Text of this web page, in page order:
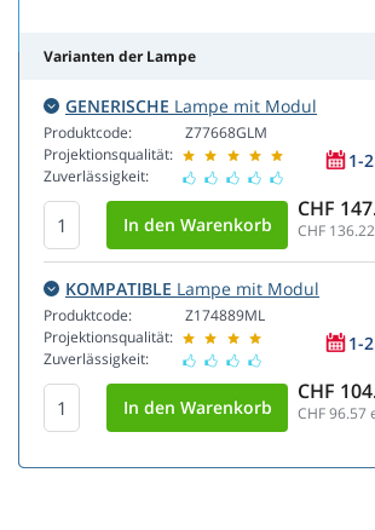
Varianten der Lampe
GENERISCHE Lampe mit Modul
Produktcode:
Projektionsqualität:
Zuverlässigkeit:
Z77668GLM
1-
CHF
CHF 136.22
KOMPATIBLE Lampe mit Modul
Produktcode:
Projektionsqualität:
Zuverlässigkeit:
Z174889ML
1-
CHF
CHF 96.57